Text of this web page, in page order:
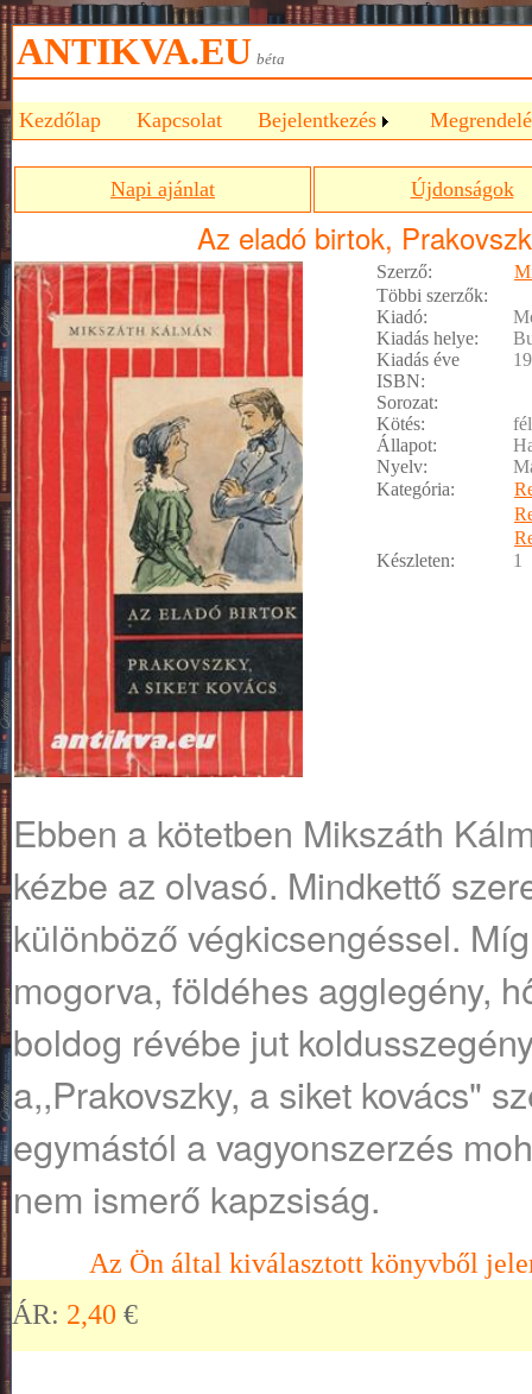
ANTIKVA.EU béta
Kezdőlap Kapcsolat Bejelentkezés
Napi ajánlat Újdonságok
Az eladó birtok,
Szerző:
Többi szerzők:
Kiadó:
Kiadás helye:
Kiadás éve
ISBN:
Sorozat:
Kötés:
Állapot:
Nyelv:
Kategória:
Készleten:
1
Ebben a kötetben Mikszáth
kézbe az olvasó. Mindkettő
különböző végkicsengéssel.
mogorva, földéhes agglegény,
boldog révébe jut
a,,Prakovszky, a siket kovács"
egymástól a vagyonszerzés
nem ismerő kapzsiság.
Az Ön által kiválasztott könyvből
ÁR: 2,40 €